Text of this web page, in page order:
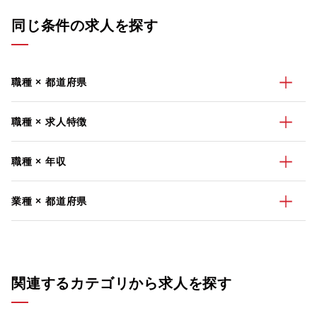
同じ条件の求人を探す
職種 × 都道府県
職種 × 求人特徴
職種 × 年収
業種 × 都道府県
関連するカテゴリから求人を探す